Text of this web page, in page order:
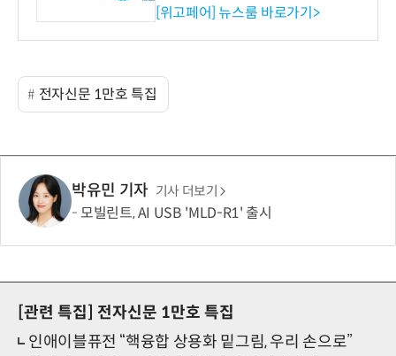
시엄 선정
[위고페어] 뉴스룸 바로가기>
전자신문 1만호 특집
박유민 기자 기사 더보기
모빌린트, AI USB 'MLD-R1' 출시
[관련 특집] 전자신문 1만호 특집
인애이블퓨전 “핵융합 상용화 밑그림, 우리 손으로”